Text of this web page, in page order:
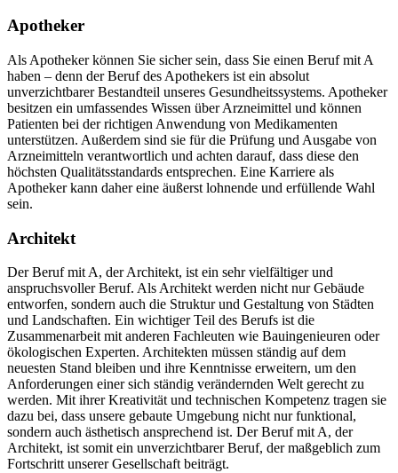
Apotheker
Als Apotheker können Sie sicher sein, dass Sie einen Beruf mit A
haben – denn der Beruf des Apothekers ist ein absolut
unverzichtbarer Bestandteil unseres Gesundheitssystems. Apotheker
besitzen ein umfassendes Wissen über Arzneimittel und können
Patienten bei der richtigen Anwendung von Medikamenten
unterstützen. Außerdem sind sie für die Prüfung und Ausgabe von
Arzneimitteln verantwortlich und achten darauf, dass diese den
höchsten Qualitätsstandards entsprechen. Eine Karriere als
Apotheker kann daher eine äußerst lohnende und erfüllende Wahl
sein.
Architekt
Der Beruf mit A, der Architekt, ist ein sehr vielfältiger und
anspruchsvoller Beruf. Als Architekt werden nicht nur Gebäude
entworfen, sondern auch die Struktur und Gestaltung von Städten
und Landschaften. Ein wichtiger Teil des Berufs ist die
Zusammenarbeit mit anderen Fachleuten wie Bauingenieuren oder
ökologischen Experten. Architekten müssen ständig auf dem
neuesten Stand bleiben und ihre Kenntnisse erweitern, um den
Anforderungen einer sich ständig verändernden Welt gerecht zu
werden. Mit ihrer Kreativität und technischen Kompetenz tragen sie
dazu bei, dass unsere gebaute Umgebung nicht nur funktional,
sondern auch ästhetisch ansprechend ist. Der Beruf mit A, der
Architekt, ist somit ein unverzichtbarer Beruf, der maßgeblich zum
Fortschritt unserer Gesellschaft beiträgt.